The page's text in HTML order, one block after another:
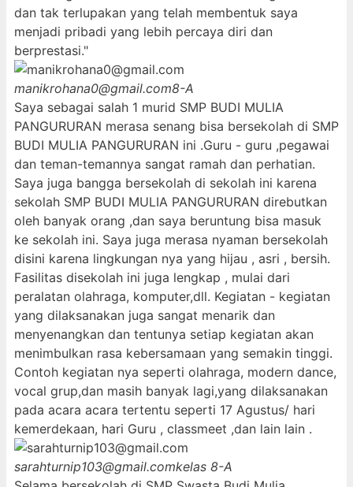
dan tak terlupakan yang telah membentuk saya
menjadi pribadi yang lebih percaya diri dan
berprestasi."
manikrohana0@gmail.com8-A
Saya sebagai salah 1 murid SMP BUDI MULIA
PANGURURAN merasa senang bisa bersekolah di SMP
BUDI MULIA PANGURURAN ini .Guru - guru ,pegawai
dan teman-temannya sangat ramah dan perhatian.
Saya juga bangga bersekolah di sekolah ini karena
sekolah SMP BUDI MULIA PANGURURAN direbutkan
oleh banyak orang ,dan saya beruntung bisa masuk
ke sekolah ini. Saya juga merasa nyaman bersekolah
disini karena lingkungan nya yang hijau , asri , bersih.
Fasilitas disekolah ini juga lengkap , mulai dari
peralatan olahraga, komputer,dll. Kegiatan - kegiatan
yang dilaksanakan juga sangat menarik dan
menyenangkan dan tentunya setiap kegiatan akan
menimbulkan rasa kebersamaan yang semakin tinggi.
Contoh kegiatan nya seperti olahraga, modern dance,
vocal grup,dan masih banyak lagi,yang dilaksanakan
pada acara acara tertentu seperti 17 Agustus/ hari
kemerdekaan, hari Guru , classmeet ,dan lain lain .
sarahturnip103@gmail.comkelas 8-A